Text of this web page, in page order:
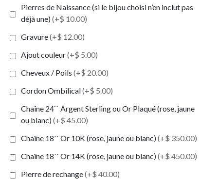
Pierres de Naissance (si le bijou choisi n’en inclut pas
déjà une)(+$ 10.00)
Gravure(+$ 12.00)
Ajout couleur(+$ 5.00)
Cheveux / Poils (+$ 20.00)
Cordon Ombilical(+$ 5.00)
Chaîne 24`` Argent Sterling ou Or Plaqué (rose, jaune
ou blanc)(+$ 45.00)
Chaîne 18`` Or 10K (rose, jaune ou blanc)(+$ 350.00)
Chaîne 18`` Or 14K (rose, jaune ou blanc)(+$ 450.00)
Pierre de rechange(+$ 40.00)